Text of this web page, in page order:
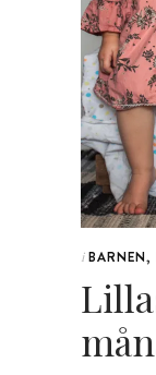
i BARNEN,